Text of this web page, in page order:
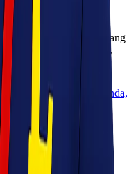
pengiriman terpercaya yang
Indonesia dengan cepat,
12 Jurumudi baru, Benda,